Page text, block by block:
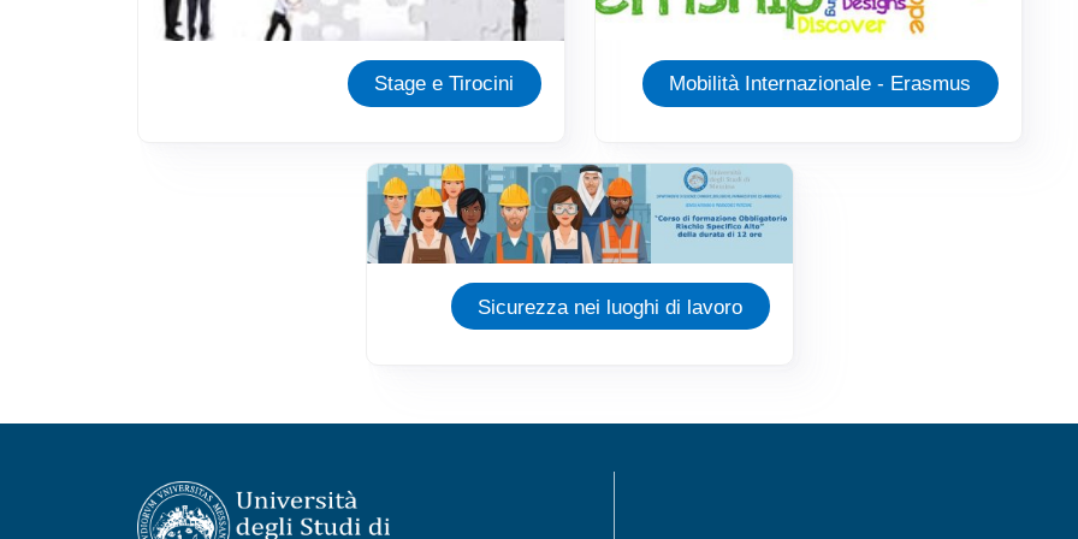
Stage e Tirocini Mobilità Internazionale - Erasmus
Immagine
Sicurezza nei luoghi di lavoro